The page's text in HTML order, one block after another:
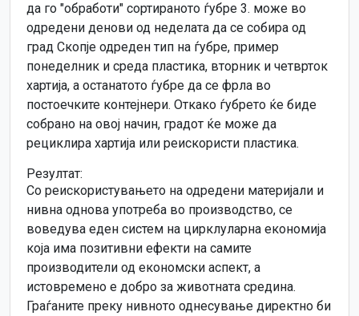
да го "обработи" сортираното ѓубре 3. може во
одредени денови од неделата да се собира од
град Скопје одреден тип на ѓубре, пример
понеделник и среда пластика, вторник и четврток
хартија, а останатото ѓубре да се фрла во
постоечките контејнери. Откако ѓубрето ќе биде
собрано на овој начин, градот ќе може да
рециклира хартија или реискористи пластика.
Резултат:
Со реискористувањето на одредени материјали и
нивна однова употреба во производство, се
воведува еден систем на цирклуларна економија
која има позитивни ефекти на самите
производители од економски аспект, а
истовремено е добро за животната средина.
Граѓаните преку нивното однесување директно би